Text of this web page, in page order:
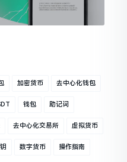
加密货币 去中心化钱包
钱包 助记词
去中心化交易所 虚拟货币
数字货币 操作指南